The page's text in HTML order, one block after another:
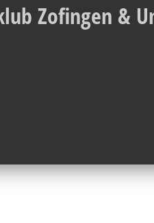
Zofingen &